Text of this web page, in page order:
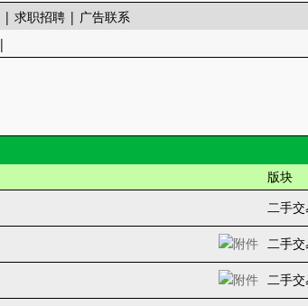
|求职招聘 | 广告联系
|
版块
二手
二手
二手